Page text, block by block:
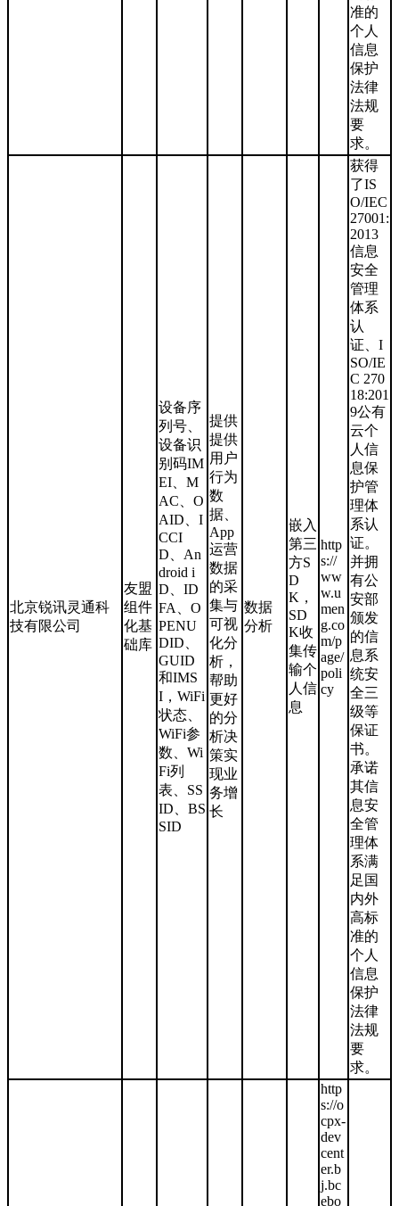
准的
个人
信息
保护
法律
法规
要
求。
北京锐讯灵通科
技有限公司
友盟
组件
化基
础库
设备序
列号、
设备识
别码IM
EI、M
AC、O
AID、I
CCI
D、An
droid i
D、ID
FA、O
PENU
DID、
GUID
和IMS
I，WiFi
状态、
WiFi参
数、Wi
Fi列
表、SS
ID、BS
SID
提供
提供
用户
行为
数
据、
App
运营
数据
的采
集与
可视
化分
析，
帮助
更好
的分
析决
策实
现业
务增
长
数据
分析
嵌入
第三
方S
D
K，
SD
K收
集传
输个
人信
息
http
s://
ww
w.u
men
g.co
m/p
age/
poli
cy
获得
了IS
O/IEC
27001:
2013
信息
安全
管理
体系
认
证、I
SO/IE
C 270
18:201
9公有
云个
人信
息保
护管
理体
系认
证。
并拥
有公
安部
颁发
的信
息系
统安
全三
级等
保证
书。
承诺
其信
息安
全管
理体
系满
足国
内外
高标
准的
个人
信息
保护
法律
法规
要
求。
http
s://o
cpx-
dev
cent
er.b
j.bc
ebo